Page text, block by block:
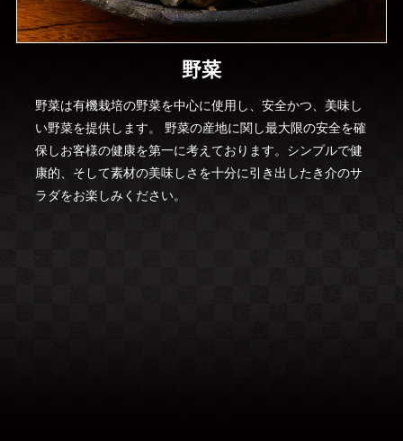
野菜
野菜は有機栽培の野菜を中心に使用し、安全かつ、美味し
い野菜を提供します。 野菜の産地に関し最大限の安全を確
保しお客様の健康を第一に考えております。シンプルで健
康的、そして素材の美味しさを十分に引き出したき介のサ
ラダをお楽しみください。